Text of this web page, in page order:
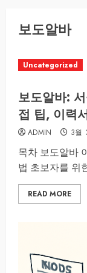
보도알바
Uncategorized
보도알바:
접 팁, 이력
ADMIN 3월
목차 보도알바
법 초보자를 위
READ MORE